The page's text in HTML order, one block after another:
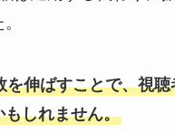
を伸ばすことで、視
もしれません。